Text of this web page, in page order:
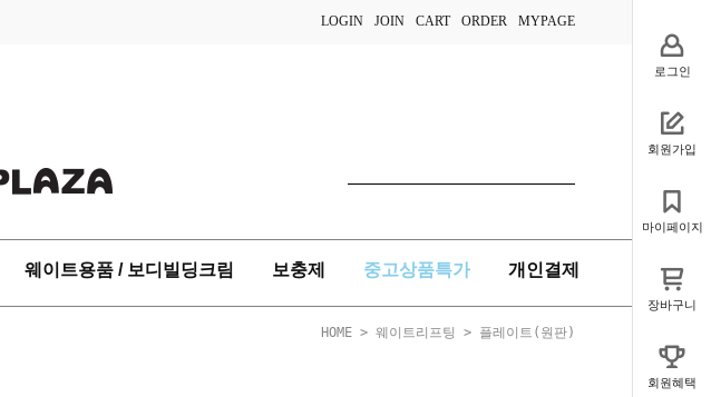
로그인
회원가입
마이페이지
장바구니
회원혜택
LOGIN JOIN CART ORDER MYPAGE
웨이트용품 / 보디빌딩크림 보충제 중고상품특가 개인결제
HOME > 웨이트리프팅 > 플레이트(원판)